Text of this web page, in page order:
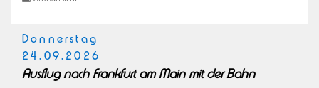
Donnerstag
24.09.2026
Ausflug nach Frankfurt am Main mit der Bahn